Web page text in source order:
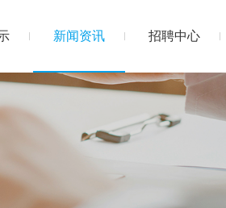
新闻资讯 招聘中心